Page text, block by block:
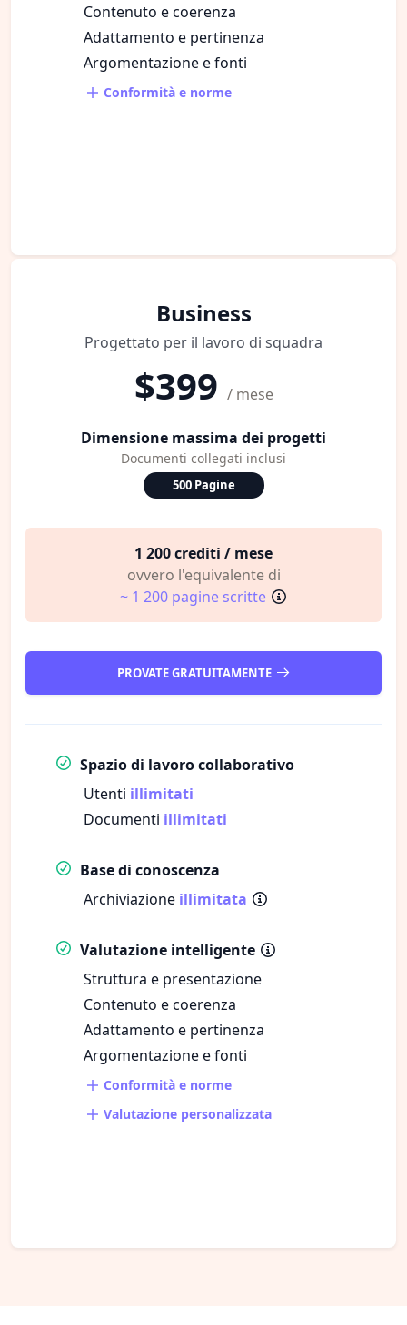
Contenuto e coerenza
Adattamento e pertinenza
Argomentazione e fonti
Conformità e norme
Business
Progettato per il lavoro di squadra
$399 / mese
Dimensione massima dei progetti
Documenti collegati inclusi
500 Pagine
1 200 crediti / mese
ovvero l'equivalente di
~ 1 200 pagine scritte
PROVATE GRATUITAMENTE
Spazio di lavoro collaborativo
Utenti illimitati
Documenti illimitati
Base di conoscenza
Archiviazione illimitata
Valutazione intelligente
Struttura e presentazione
Contenuto e coerenza
Adattamento e pertinenza
Argomentazione e fonti
Conformità e norme
Valutazione personalizzata